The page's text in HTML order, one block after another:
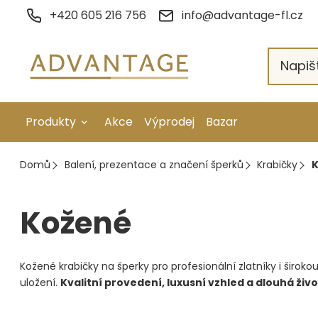
+420 605 216 756 info@advantage-fl.cz
Produkty
Galvanické pokovení
Stopkové rotační nástroje
Strojní obrábění
Akce Výprodej Bazar
Domů Balení, prezentace a značení šperků Krabičky
Kožené
Kožené krabičky na šperky pro profesionální zlatníky i
uložení. Kvalitní provedení, luxusní vzhled a dlouhá